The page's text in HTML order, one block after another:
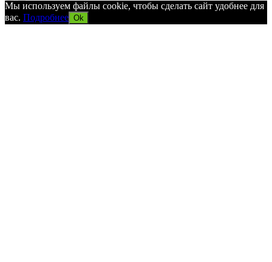
Мы используем файлы cookie, чтобы сделать сайт удобнее для
вас. Подробнее Ok